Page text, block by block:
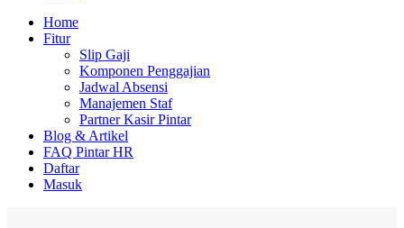
Menu
Home
Fitur
Slip Gaji
Komponen Penggajian
Jadwal Absensi
Manajemen Staf
Partner Kasir Pintar
Blog & Artikel
FAQ Pintar HR
Daftar
Masuk